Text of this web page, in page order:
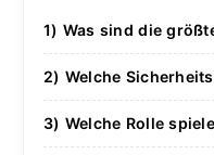
1) Was sind die
Malware & Social
2) Welche
sichere VPN-
3) Welche Rolle